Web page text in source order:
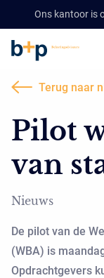
Ons kantoor is
Terug naar
Pilot
van
Nieuws
De pilot van de
(WBA) is
Opdrachtgevers